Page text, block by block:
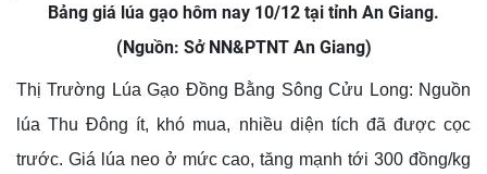
Bảng giá lúa gạo hôm nay 10/12 tại tỉnh An Giang.
(Nguồn: Sở NN&PTNT An Giang)
Thị Trường Lúa Gạo Đồng Bằng Sông Cửu Long: Nguồn
lúa Thu Đông ít, khó mua, nhiều diện tích đã được cọc
trước. Giá lúa neo ở mức cao, tăng mạnh tới 300 đồng/kg